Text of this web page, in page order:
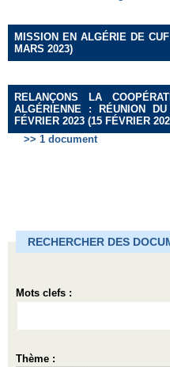
MISSION EN ALGÉRIE DE
MARS 2023)
RELANÇONS LA
ALGÉRIENNE : RÉUNION
FÉVRIER 2023 (15 FÉVRIER
>> 1 document
RECHERCHER DES
Mots clefs :
Thème :